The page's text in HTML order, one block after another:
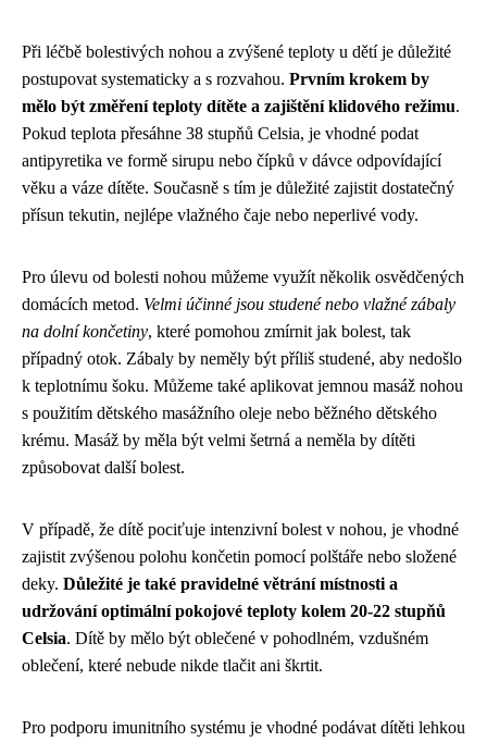
Při léčbě bolestivých nohou a zvýšené teploty u dětí je důležité
postupovat systematicky a s rozvahou. Prvním krokem by
mělo být změření teploty dítěte a zajištění klidového režimu.
Pokud teplota přesáhne 38 stupňů Celsia, je vhodné podat
antipyretika ve formě sirupu nebo čípků v dávce odpovídající
věku a váze dítěte. Současně s tím je důležité zajistit dostatečný
přísun tekutin, nejlépe vlažného čaje nebo neperlivé vody.
Pro úlevu od bolesti nohou můžeme využít několik osvědčených
domácích metod. Velmi účinné jsou studené nebo vlažné zábaly
na dolní končetiny, které pomohou zmírnit jak bolest, tak
případný otok. Zábaly by neměly být příliš studené, aby nedošlo
k teplotnímu šoku. Můžeme také aplikovat jemnou masáž nohou
s použitím dětského masážního oleje nebo běžného dětského
krému. Masáž by měla být velmi šetrná a neměla by dítěti
způsobovat další bolest.
V případě, že dítě pociťuje intenzivní bolest v nohou, je vhodné
zajistit zvýšenou polohu končetin pomocí polštáře nebo složené
deky. Důležité je také pravidelné větrání místnosti a
udržování optimální pokojové teploty kolem 20-22 stupňů
Celsia. Dítě by mělo být oblečené v pohodlném, vzdušném
oblečení, které nebude nikde tlačit ani škrtit.
Pro podporu imunitního systému je vhodné podávat dítěti lehkou